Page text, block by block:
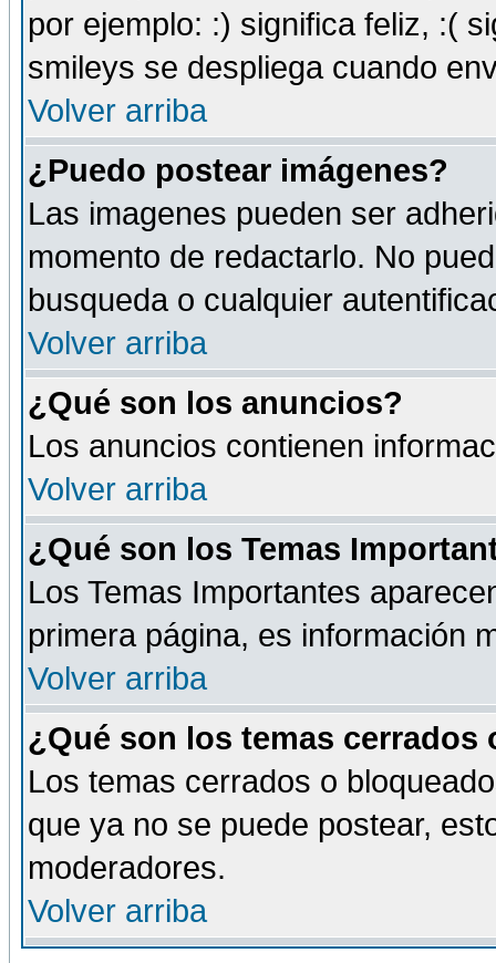
por ejemplo: :) significa feliz, :(
smileys se despliega cuando
Volver arriba
¿Puedo postear imágenes?
Las imagenes pueden ser
momento de redactarlo. No
busqueda o cualquier
Volver arriba
¿Qué son los anuncios?
Los anuncios contienen
Volver arriba
¿Qué son los Temas
Los Temas Importantes
primera página, es información
Volver arriba
¿Qué son los temas cerrados
Los temas cerrados o
que ya no se puede postear,
moderadores.
Volver arriba